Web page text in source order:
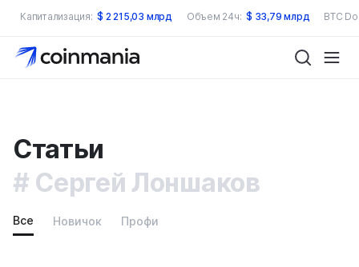
Капитализация: $ 2 215,03 млрд Объем 24ч: $ 33,79 млрд BTC
Статьи
Сергей Лоншаков
Все Новичок Профи